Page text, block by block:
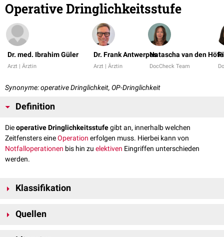
Operative Dringlichkeitsstufe
Dr. med. Ibrahim Güler
Arzt | Ärztin
Dr. Frank Antwerpes
Arzt | Ärztin
Natascha van den
DocCheck Team
Synonyme: operative Dringlichkeit, OP-Dringlichkeit
Definition
Dieoperative Dringlichkeitsstufegibt an, innerhalb welchen
Zeitfensters eineOperation erfolgen muss. Hierbei kann von
Notfalloperationen bis hin zu elektiven Eingriffen unterschieden
werden.
Klassifikation
Klassifikation aufgeführt:
Klassifikation
Quellen